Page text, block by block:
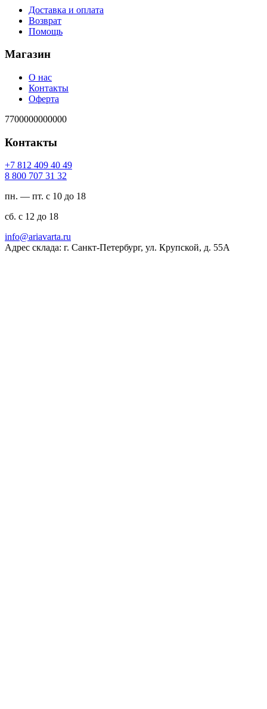
Доставка и оплата
Возврат
Помощь
Магазин
О нас
Контакты
Оферта
7700000000000
Контакты
94 04 904 218 7+
23 13 707 008 8
пн. — пт. с 10 до 18
сб. с 12 до 18
ur.atravaira@ofni
Адрес склада: г. Санкт-Петербург, ул. Крупской, д. 55А